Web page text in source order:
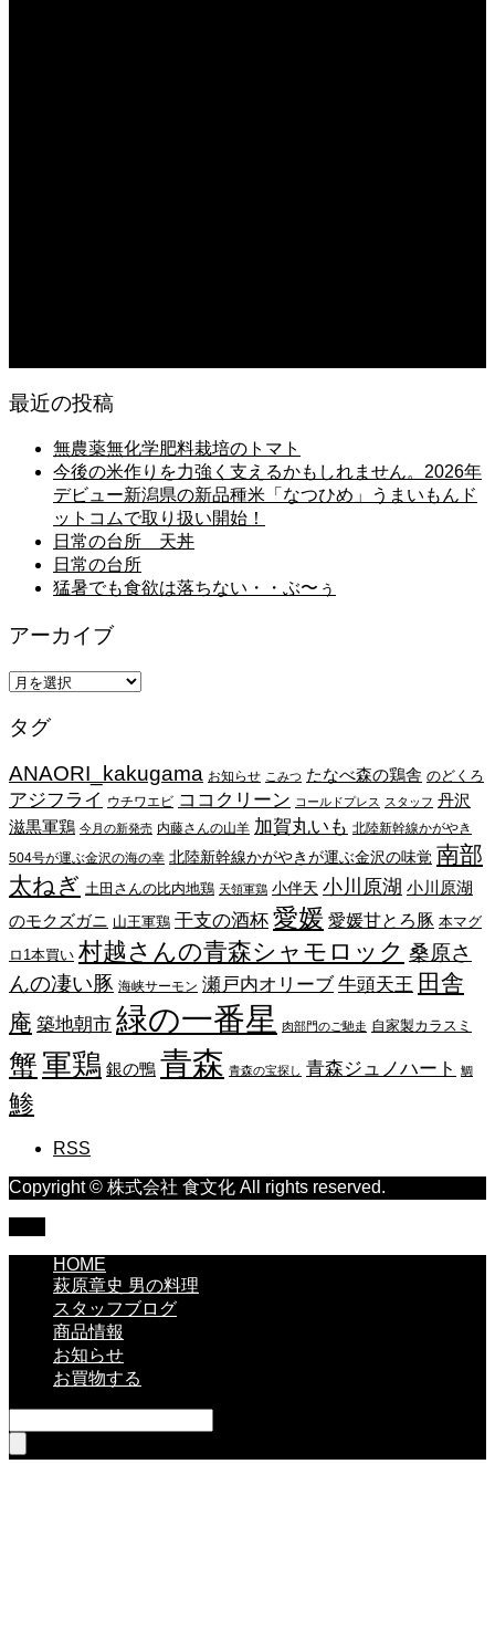
最近の投稿
無農薬無化学肥料栽培のトマト
今後の米作りを力強く支えるかもしれません。2026年
デビュー新潟県の新品種米「なつひめ」うまいもんド
ットコムで取り扱い開始！
日常の台所 天丼
日常の台所
猛暑でも食欲は落ちない・・ぶ〜ぅ
アーカイブ
ア
カ
ブ
タグ
ANAORI_kakugama お知らせ こみつ たなべ森の鶏舎 のどくろ
アジフライ ウチワエビ ココクリーン コールドプレス スタッフ 丹沢
滋黒軍鶏 今月の新発売 内藤さんの山羊 加賀丸いも 北陸新幹線かがやき
504号が運ぶ金沢の海の幸 北陸新幹線かがやきが運ぶ金沢の味覚 南部
太ねぎ 土田さんの比内地鶏 天領軍鶏 小伴天 小川原湖 小川原湖
のモクズガニ 山王軍鶏 干支の酒杯 愛媛 愛媛甘とろ豚 本マグ
ロ1本買い 村越さんの青森シャモロック 桑原さ
んの凄い豚 海峡サーモン 瀬戸内オリーブ 牛頭天王 田舎
庵 築地朝市 緑の一番星 肉部門のご馳走 自家製カラスミ
蟹軍鶏 銀の鴨 青森 青森の宝探し 青森ジュノハート 鯛
鯵
RSS
Copyright © 株式会社 食文化 All rights reserved.
HOME
萩原章史 男の料理
スタッフブログ
商品情報
お知らせ
お買物する